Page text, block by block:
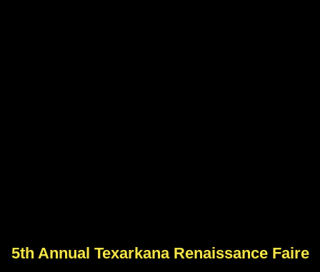
5th Annual Texarkana Renaissance Faire